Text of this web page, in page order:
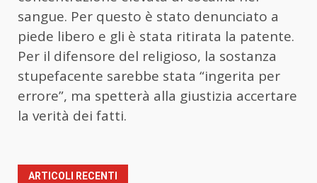
sangue. Per questo è stato denunciato a
piede libero e gli è stata ritirata la patente.
Per il difensore del religioso, la sostanza
stupefacente sarebbe stata “ingerita per
errore”, ma spetterà alla giustizia accertare
la verità dei fatti.
ARTICOLI RECENTI